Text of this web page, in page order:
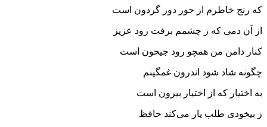
که رنج خاطرم از جور دور گردون است
از آن دمی که ز چشمم برفت رود عزیز
کنار دامن من همچو رود جیحون است
چگونه شاد شود اندرون غمگینم
به اختیار که از اختیار بیرون است
ز بیخودی طلب یار می‌کند حافظ